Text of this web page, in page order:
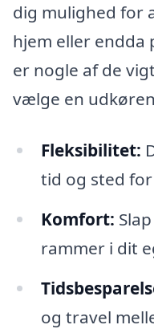
dig mulighed for
hjem eller endda
er nogle af de
vælge en
Fleksibilitet:
tid og sted
Komfort:
rammer i dit
og travel